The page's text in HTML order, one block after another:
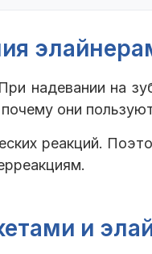
надевании на
они
реакций.
и